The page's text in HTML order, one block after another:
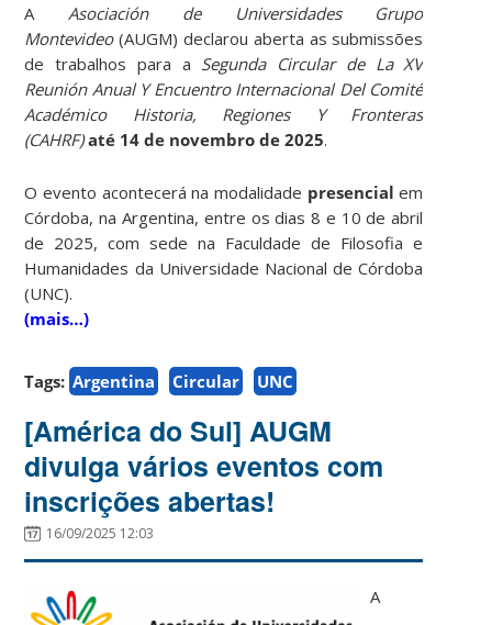
A Asociación de Universidades Grupo
Montevideo(AUGM) declarou aberta as submissões
de trabalhos para a Segunda Circular de La XV
Reunión Anual Y Encuentro Internacional Del Comité
Académico Historia, Regiones Y Fronteras
(CAHRF)até 14 de novembro de 2025.
O evento acontecerá na modalidade presencialem
Córdoba, na Argentina, entre os dias 8 e 10 de abril
de 2025, com sede na Faculdade de Filosofia e
Humanidades da Universidade Nacional de Córdoba
(UNC).
(mais…)
Tags: Argentina Circular UNC
[América do Sul] AUGM
divulga vários eventos com
inscrições abertas!
16/09/2025 12:03
A